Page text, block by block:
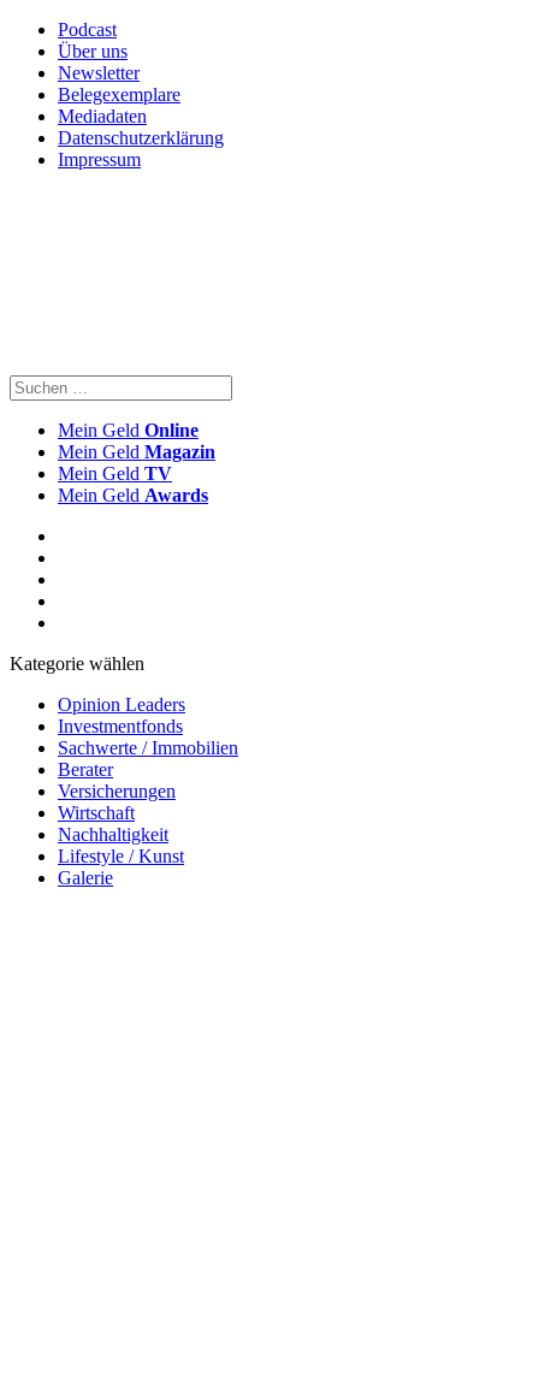
Podcast
Über uns
Newsletter
Belegexemplare
Mediadaten
Datenschutzerklärung
Impressum
Mein Geld Online
Mein Geld Magazin
Mein Geld TV
Mein Geld Awards
Kategorie wählen
Opinion Leaders
Investmentfonds
Sachwerte / Immobilien
Berater
Versicherungen
Wirtschaft
Nachhaltigkeit
Lifestyle / Kunst
Galerie